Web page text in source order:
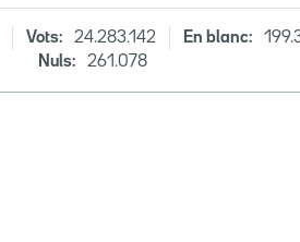
Vots: 24.283.142 En blanc:
Nuls:
261.078